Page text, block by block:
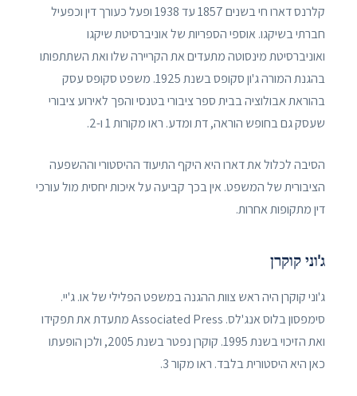
קלרנס דארו חי בשנים 1857 עד 1938 ופעל כעורך דין וכפעיל
חברתי בשיקגו. אוספי הספריות של אוניברסיטת שיקגו
ואוניברסיטת מינסוטה מתעדים את הקריירה שלו ואת השתתפותו
בהגנת המורה ג'ון סקופס בשנת 1925. משפט סקופס עסק
בהוראת אבולוציה בבית ספר ציבורי בטנסי והפך לאירוע ציבורי
שעסק גם בחופש הוראה, דת ומדע. ראו מקורות 1 ו-2.
הסיבה לכלול את דארו היא היקף התיעוד ההיסטורי וההשפעה
הציבורית של המשפט. אין בכך קביעה על איכות יחסית מול עורכי
דין מתקופות אחרות.
ג'וני קוקרן
ג'וני קוקרן היה ראש צוות ההגנה במשפט הפלילי של או. ג'יי.
סימפסון בלוס אנג'לס. Associated Press מתעדת את תפקידו
ואת הזיכוי בשנת 1995. קוקרן נפטר בשנת 2005, ולכן הופעתו
כאן היא היסטורית בלבד. ראו מקור 3.